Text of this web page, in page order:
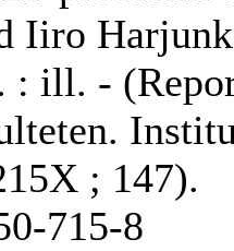
Iiro
: ill. -
; 147).
715-8